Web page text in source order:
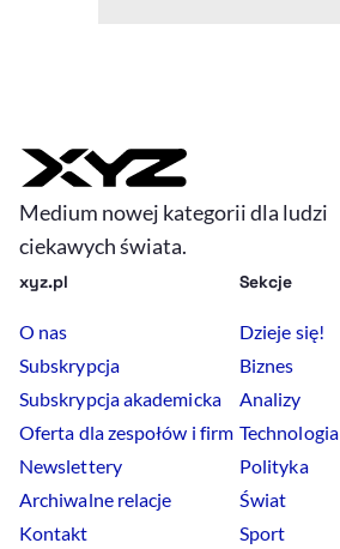
Medium nowej kategorii dla ludzi
ciekawych świata.
xyz.pl
O nas
Subskrypcja
Subskrypcja akademicka
Oferta dla zespołów i firm
Newslettery
Archiwalne relacje
Kontakt
Sekcje
Dzieje się!
Biznes
Analizy
Technologia
Polityka
Świat
Sport